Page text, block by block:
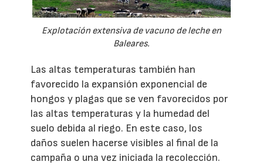
Explotación extensiva de vacuno de leche en
Baleares.
Las altas temperaturas también han
favorecido la expansión exponencial de
hongos y plagas que se ven favorecidos por
las altas temperaturas y la humedad del
suelo debida al riego. En este caso, los
daños suelen hacerse visibles al final de la
campaña o una vez iniciada la recolección.